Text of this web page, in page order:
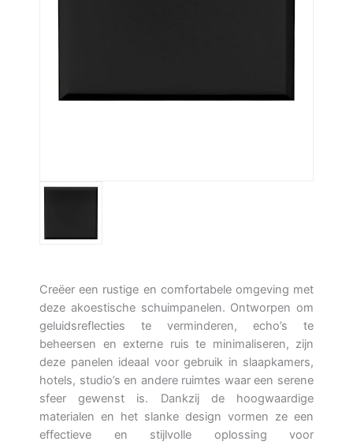
Creëer een rustige en comfortabele omgeving met
deze akoestische schuimpanelen. Ontworpen om
geluidsreflecties te verminderen, echo’s te
beheersen en externe ruis te minimaliseren, zijn
deze panelen ideaal voor gebruik in slaapkamers,
hotels, studio’s en andere ruimtes waar een serene
sfeer gewenst is. Dankzij de hoogwaardige
materialen en het slanke design vormen ze een
effectieve en stijlvolle oplossing voor